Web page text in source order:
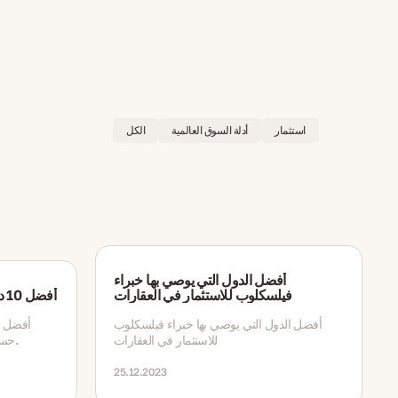
أفضل 10 دول لاستثمار العقارات في 2024
حسب النمو، والاستقرار، وعائد الاستثمار.
الكل أدلة السوق العالمية استثمار
أفضل الدول التي يوصي بها خبراء
فيلسكلوب للاستثمار في العقارات
أفضل الدول التي يوصي بها خبراء فيلسكلوب
للاستثمار في العقارات
25.12.2023